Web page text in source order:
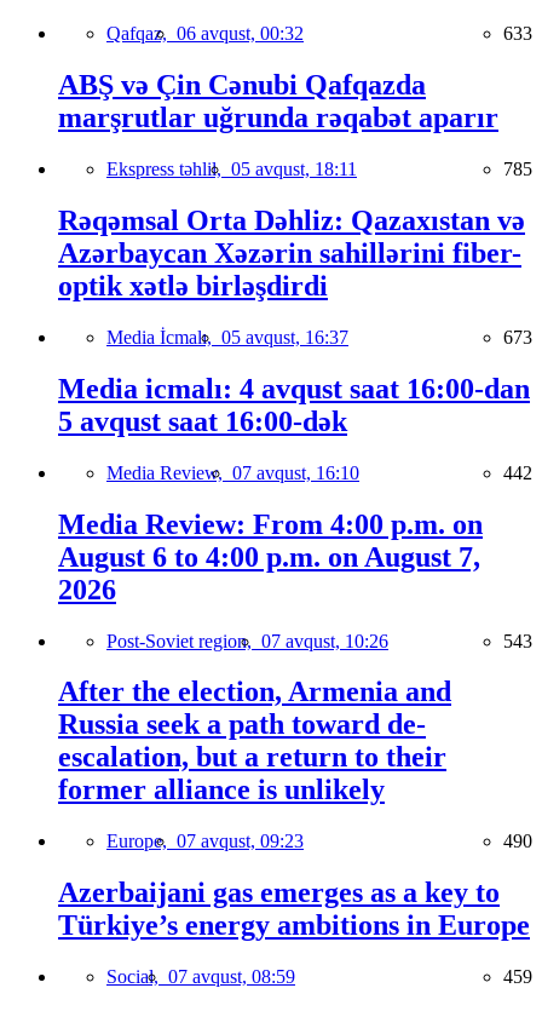
Qafqaz, 06 avqust, 00:32 633
ABŞ və Çin Cənubi Qafqazda
marşrutlar uğrunda rəqabət aparır
Ekspress təhlil, 05 avqust, 18:11 785
Rəqəmsal Orta Dəhliz: Qazaxıstan və
Azərbaycan Xəzərin sahillərini fiber-
optik xətlə birləşdirdi
Media İcmalı, 05 avqust, 16:37 673
Media icmalı: 4 avqust saat 16:00-dan
5 avqust saat 16:00-dək
Media Review, 07 avqust, 16:10 442
Media Review: From 4:00 p.m. on
August 6 to 4:00 p.m. on August 7,
2026
Post-Soviet region, 07 avqust, 10:26 543
After the election, Armenia and
Russia seek a path toward de-
escalation, but a return to their
former alliance is unlikely
Europe, 07 avqust, 09:23 490
Azerbaijani gas emerges as a key to
Türkiye’s energy ambitions in Europe
Social, 07 avqust, 08:59 459